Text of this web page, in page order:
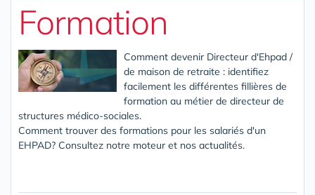
Formation
Comment devenir Directeur d'Ehpad /
de maison de retraite : identifiez
facilement les différentes fillières de
formation au métier de directeur de
structures médico-sociales.
Comment trouver des formations pour les salariés d'un
EHPAD? Consultez notre moteur et nos actualités.